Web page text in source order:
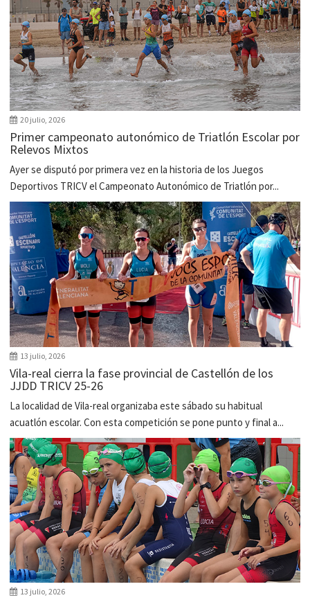
20 julio, 2026
Primer campeonato autonómico de Triatlón Escolar por
Relevos Mixtos
Ayer se disputó por primera vez en la historia de los Juegos
Deportivos TRICV el Campeonato Autonómico de Triatlón por...
13 julio, 2026
Vila-real cierra la fase provincial de Castellón de los
JJDD TRICV 25-26
La localidad de Vila-real organizaba este sábado su habitual
acuatlón escolar. Con esta competición se pone punto y final a...
13 julio, 2026